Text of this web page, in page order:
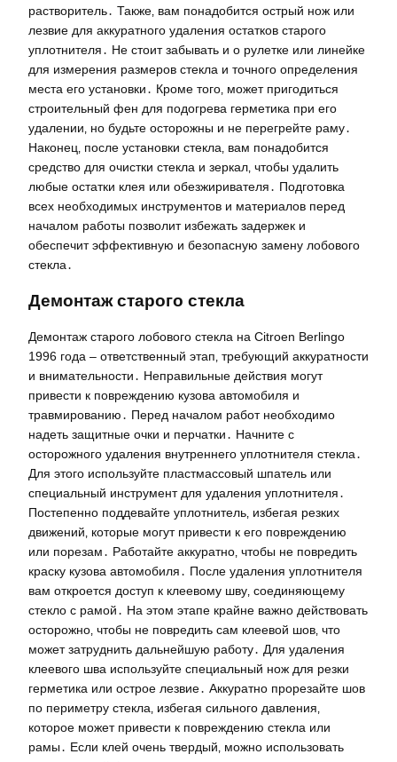
растворитель․ Также‚ вам понадобится острый нож или
лезвие для аккуратного удаления остатков старого
уплотнителя․ Не стоит забывать и о рулетке или линейке
для измерения размеров стекла и точного определения
места его установки․ Кроме того‚ может пригодиться
строительный фен для подогрева герметика при его
удалении‚ но будьте осторожны и не перегрейте раму․
Наконец‚ после установки стекла‚ вам понадобится
средство для очистки стекла и зеркал‚ чтобы удалить
любые остатки клея или обезжиривателя․ Подготовка
всех необходимых инструментов и материалов перед
началом работы позволит избежать задержек и
обеспечит эффективную и безопасную замену лобового
стекла․
Демонтаж старого стекла
Демонтаж старого лобового стекла на Citroen Berlingo
1996 года – ответственный этап‚ требующий аккуратности
и внимательности․ Неправильные действия могут
привести к повреждению кузова автомобиля и
травмированию․ Перед началом работ необходимо
надеть защитные очки и перчатки․ Начните с
осторожного удаления внутреннего уплотнителя стекла․
Для этого используйте пластмассовый шпатель или
специальный инструмент для удаления уплотнителя․
Постепенно поддевайте уплотнитель‚ избегая резких
движений‚ которые могут привести к его повреждению
или порезам․ Работайте аккуратно‚ чтобы не повредить
краску кузова автомобиля․ После удаления уплотнителя
вам откроется доступ к клеевому шву‚ соединяющему
стекло с рамой․ На этом этапе крайне важно действовать
осторожно‚ чтобы не повредить сам клеевой шов‚ что
может затруднить дальнейшую работу․ Для удаления
клеевого шва используйте специальный нож для резки
герметика или острое лезвие․ Аккуратно прорезайте шов
по периметру стекла‚ избегая сильного давления‚
которое может привести к повреждению стекла или
рамы․ Если клей очень твердый‚ можно использовать